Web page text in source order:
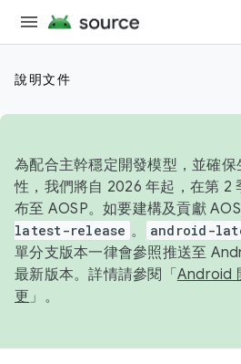
說明文件
為配合主幹穩定開發模型，並確
性，我們將自 2026 年起，在第 2
布至 AOSP。如要建構及貢獻
latest-release 。 android-
單分支版本一律會參照推送至
最新版本。詳情請參閱「 Android
更 」。